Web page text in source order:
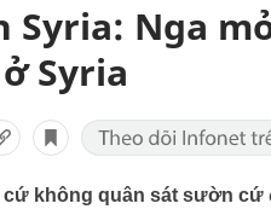
Syria: Nga
Syria
cứ không quân sát sườn cứ